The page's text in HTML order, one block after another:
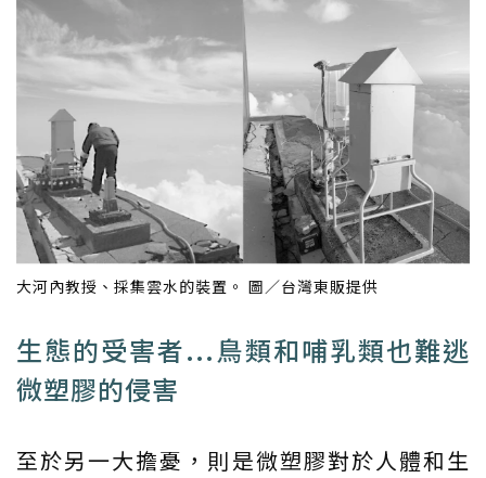
大河內教授、採集雲水的裝置。 圖／台灣東販提供
生態的受害者...鳥類和哺乳類也難逃
微塑膠的侵害
至於另一大擔憂，則是微塑膠對於人體和生